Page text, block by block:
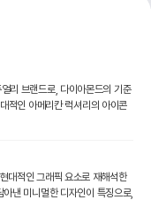
브랜드로, 다이아몬드의 기준
적인 아메리칸 럭셔리의 아이콘
적인 그래픽 요소로 재해석한
낸 미니멀한 디자인이 특징으로,